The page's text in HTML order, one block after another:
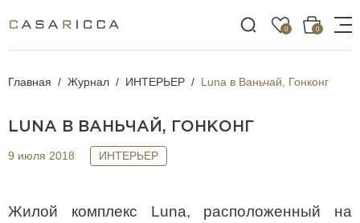
0 0
Главная Журнал ИНТЕРЬЕР Luna в Ваньчай, Гонконг
LUNA В ВАНЬЧАЙ, ГОНКОНГ
9 июля 2018 ИНТЕРЬЕР
Жилой комплекс Luna, расположенный на